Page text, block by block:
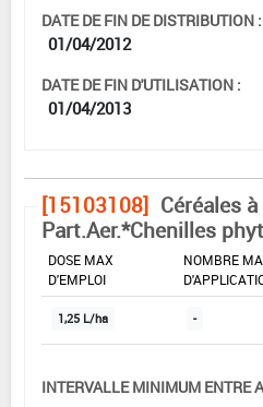
DATE DE FIN DE DISTRIBUTION :
01/04/2012
DATE DE FIN D'UTILISATION :
01/04/2013
[15103108] Céréales
Part.Aer.*Chenilles
DOSE MAX
D'EMPLOI
NOMBRE
1,25 L/ha -
INTERVALLE MINIMUM ENTRE